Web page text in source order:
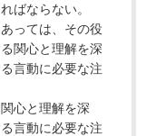
ばならない。
っては、その役
関心と理解を深
言動に必要な注
心と理解を深
言動に必要な注